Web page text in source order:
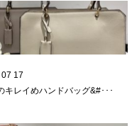
17
キレイめハンドバッグ&#･･･